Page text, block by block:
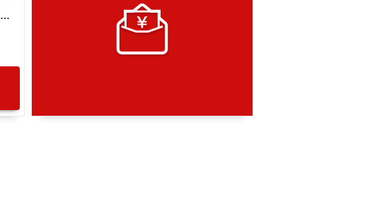
ＴＲＩＵＭＰＨ ＴＲ５Ｔ １９７２ ＴＲＯＰＨＹ ＴＲＩＡＬ ＶＩＮＴＡＧＥ